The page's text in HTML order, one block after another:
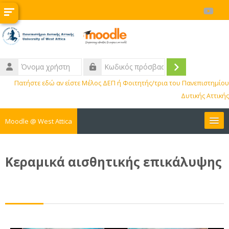
Μετάβαση στο κεντρικό περιεχόμενο
Όνομα
χρήστη
Κωδικός
πρόσβασης
Σύνδεση
Πατήστε εδώ αν είστε Μέλος ΔΕΠ ή Φοιτητής/τρια του Πανεπιστημίου
Δυτικής Αττικής
Moodle @ West Attica
ΚΕ.ΔΙ.ΜΑ.
Κεραμικά αισθητικής επικάλυψης